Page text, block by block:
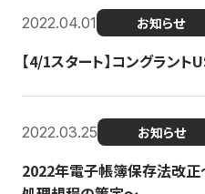
2022.04.01 お知らせ
【4/1スタート】コングラン
2022.03.25 お知らせ
2022年電子帳簿保存法改